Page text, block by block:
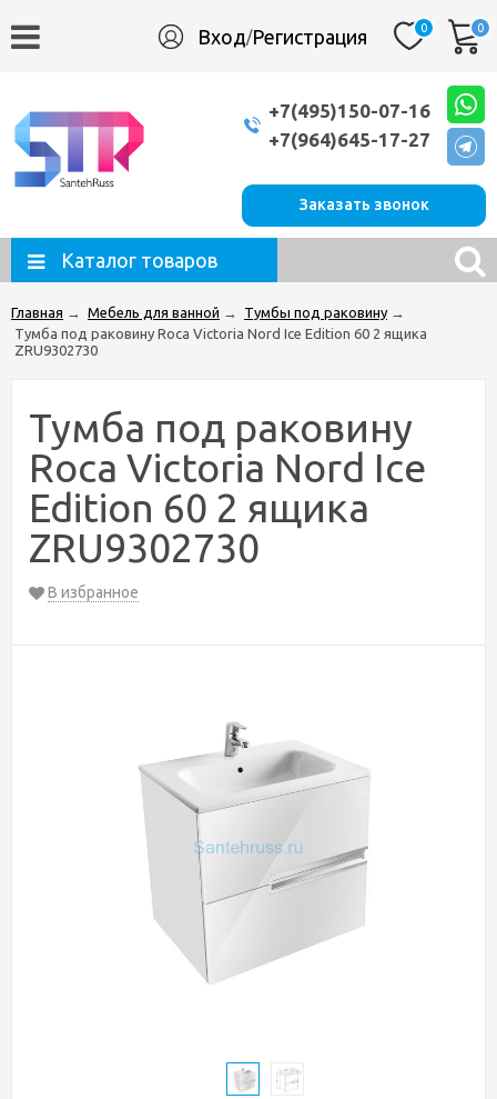
Вход/Регистрация 0 0
+7(495)150-07-16
+7(964)645-17-27
Заказать звонок
Каталог товаров
Главная → Мебель для ванной → Тумбы под раковину →
Тумба под раковину Roca Victoria Nord Ice Edition 60 2 ящика
ZRU9302730
Тумба под раковину
Roca Victoria Nord Ice
Edition 60 2 ящика
ZRU9302730
В избранное